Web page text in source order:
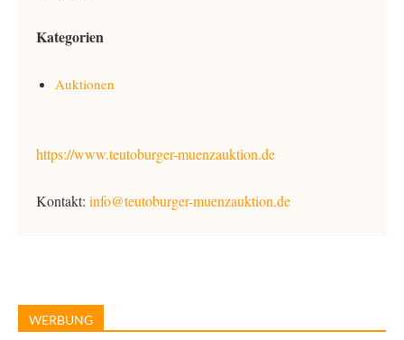
Kategorien
Auktionen
https://www.teutoburger-muenzauktion.de
Kontakt: info@teutoburger-muenzauktion.de
WERBUNG